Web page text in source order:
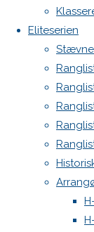
Eliteserien
for
´